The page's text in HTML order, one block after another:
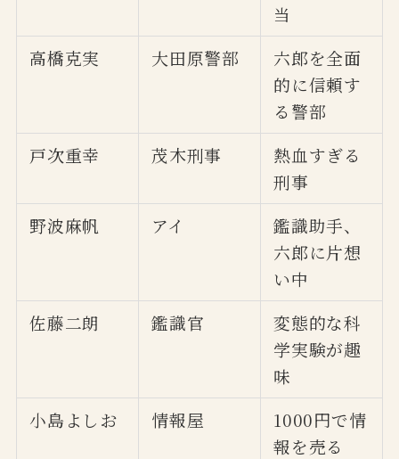
当
高橋克実
大田原警部
六郎を全面
的に信頼す
る警部
戸次重幸
茂木刑事
熱血すぎる
刑事
野波麻帆
アイ
鑑識助手、
六郎に片想
い中
佐藤二朗
鑑識官
変態的な科
学実験が趣
味
小島よしお
情報屋
1000円で情
報を売る